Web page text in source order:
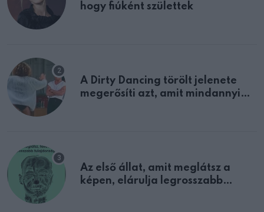
hogy fiúként születtek
A Dirty Dancing törölt jelenete
megerősíti azt, amit mindannyian
Az első állat, amit meglátsz a
képen, elárulja legrosszabb